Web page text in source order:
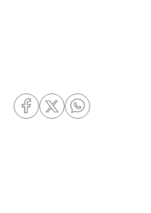
RRSS Facebook
RRSS Twitter
RRSS